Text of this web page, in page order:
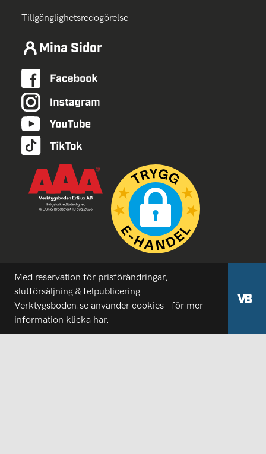
Tillgänglighetsredogörelse
Mina Sidor
Med reservation för prisförändringar,
slutförsäljning & felpublicering
Verktygsboden.se använder cookies - för mer
information klicka här.